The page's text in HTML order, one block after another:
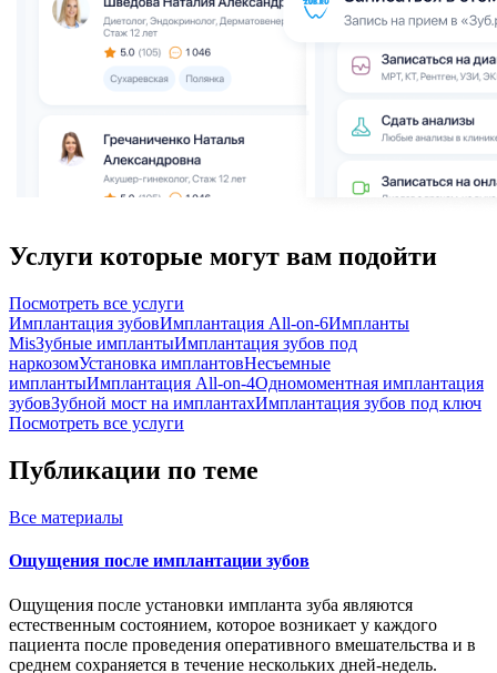
Услуги которые могут вам подойти
Посмотреть все услуги
Имплантация зубовИмплантация All-on-6Импланты
MisЗубные имплантыИмплантация зубов под
наркозомУстановка имплантовНесъемные
имплантыИмплантация All-on-4Одномоментная имплантация
зубовЗубной мост на имплантахИмплантация зубов под ключ
Посмотреть все услуги
Публикации по теме
Все материалы
Ощущения после имплантации зубов
Ощущения после установки импланта зуба являются
естественным состоянием, которое возникает у каждого
пациента после проведения оперативного вмешательства и в
среднем сохраняется в течение нескольких дней-недель.